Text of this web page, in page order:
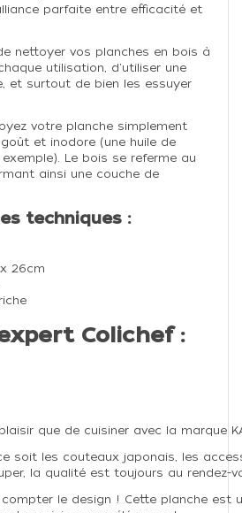
parfaite entre efficacité et
nettoyer vos planches en bois à
utilisation, d'utiliser une
et surtout de bien les essuyer
votre planche simplement
et inodore (une huile de
Le bois se referme au
ainsi une couche de
techniques :
26cm
Colichef :
que de cuisiner avec la marque
soit les couteaux japonais, les
la qualité est toujours au rendez-
compter le design ! Cette planche est